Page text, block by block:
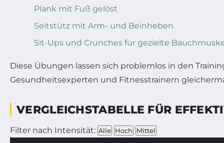
Plank mit Fuß gelöst
Seitstütz mit Arm- und Beinheben
Sit-Ups und Crunches für gezielte
Diese Übungen lassen sich problemlos in den
Gesundheitsexperten und Fitnesstrainern
VERGLEICHSTABELLE FÜR
Filter nach Intensität: Alle Hoch Mittel